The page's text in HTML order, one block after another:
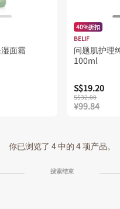
面霜
40%折扣
BELIF
问题肌护理
100ml
S$19.20
S$32.00
¥99.84
你已浏览了 4 中的 4 项产品。
搜索结束